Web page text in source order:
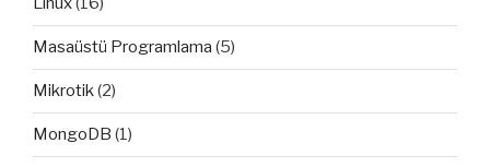
Masaüstü Programlama (5)
Mikrotik(2)
MongoDB (1)